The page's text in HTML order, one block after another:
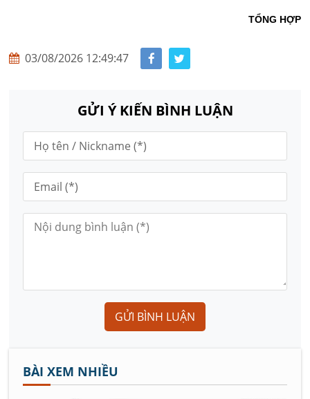
TỔNG HỢP
03/08/2026 12:49:47
GỬI Ý KIẾN BÌNH LUẬN
GỬI BÌNH LUẬN
BÀI XEM NHIỀU